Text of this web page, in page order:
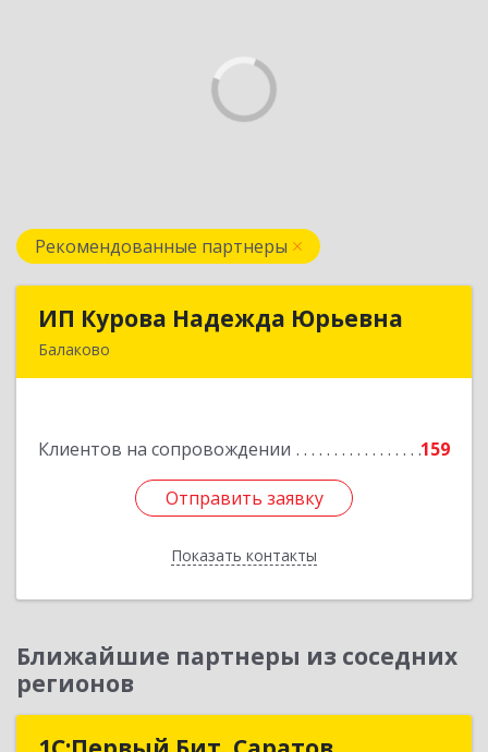
Рекомендованные партнеры
ИП Курова Надежда Юрьевна
Балаково
Клиентов на сопровождении 159
Отправить заявку
Показать контакты
ИП Курова Надежда Юрьевна
Подробнее
Отправить заявку
Назад
Ближайшие партнеры из соседних
регионов